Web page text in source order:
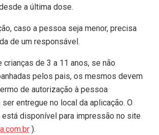
a última dose.
caso a pessoa seja menor, precisa
de um responsável.
crianças de 3 a 11 anos, se não
pelos pais, os mesmos devem
de autorização à pessoa
entregue no local da aplicação. O
disponível para impressão no site
).